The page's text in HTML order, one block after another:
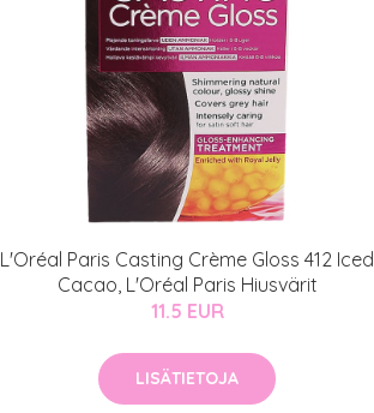
L'Oréal Paris Casting Crème Gloss 412 Iced
Cacao, L'Oréal Paris Hiusvärit
11.5 EUR
LISÄTIETOJA
toimenpiteestä.
KATSO TARJOUS